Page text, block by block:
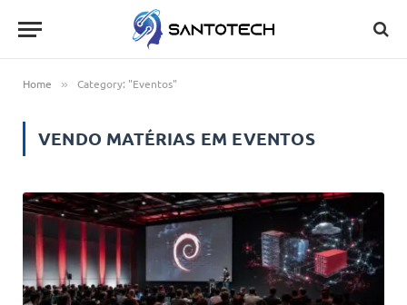
Home » Category: "Eventos"
VENDO MATÉRIAS EM EVENTOS